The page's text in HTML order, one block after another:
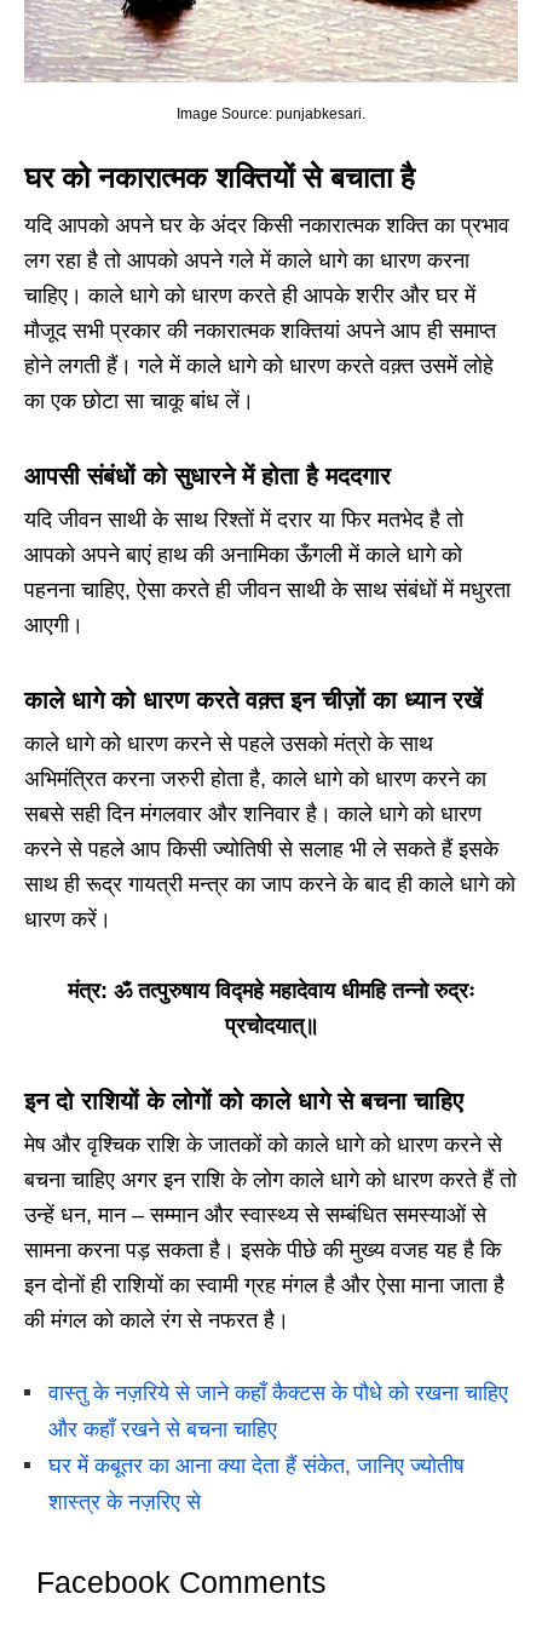
Image Source: punjabkesari.
घर को नकारात्मक शक्तियों से बचाता है
यदि आपको अपने घर के अंदर किसी नकारात्मक शक्ति का प्रभाव
लग रहा है तो आपको अपने गले में काले धागे का धारण करना
चाहिए। काले धागे को धारण करते ही आपके शरीर और घर में
मौजूद सभी प्रकार की नकारात्मक शक्तियां अपने आप ही समाप्त
होने लगती हैं। गले में काले धागे को धारण करते वक़्त उसमें लोहे
का एक छोटा सा चाकू बांध लें।
आपसी संबंधों को सुधारने में होता है मददगार
यदि जीवन साथी के साथ रिश्तों में दरार या फिर मतभेद है तो
आपको अपने बाएं हाथ की अनामिका ऊँगली में काले धागे को
पहनना चाहिए, ऐसा करते ही जीवन साथी के साथ संबंधों में मधुरता
आएगी।
काले धागे को धारण करते वक़्त इन चीज़ों का ध्यान रखें
काले धागे को धारण करने से पहले उसको मंत्रो के साथ
अभिमंत्रित करना जरुरी होता है, काले धागे को धारण करने का
सबसे सही दिन मंगलवार और शनिवार है। काले धागे को धारण
करने से पहले आप किसी ज्योतिषी से सलाह भी ले सकते हैं इसके
साथ ही रूद्र गायत्री मन्त्र का जाप करने के बाद ही काले धागे को
धारण करें।
मंत्र: ॐ तत्पुरुषाय विद्महे महादेवाय धीमहि तन्नो रुद्रः
प्रचोदयात्॥
इन दो राशियों के लोगों को काले धागे से बचना चाहिए
मेष और वृश्चिक राशि के जातकों को काले धागे को धारण करने से
बचना चाहिए अगर इन राशि के लोग काले धागे को धारण करते हैं तो
उन्हें धन, मान – सम्मान और स्वास्थ्य से सम्बंधित समस्याओं से
सामना करना पड़ सकता है। इसके पीछे की मुख्य वजह यह है कि
इन दोनों ही राशियों का स्वामी ग्रह मंगल है और ऐसा माना जाता है
की मंगल को काले रंग से नफरत है।
वास्तु के नज़रिये से जाने कहाँ कैक्टस के पौधे को रखना चाहिए
और कहाँ रखने से बचना चाहिए
घर में कबूतर का आना क्या देता हैं संकेत, जानिए ज्योतीष
शास्त्र के नज़रिए से
Facebook Comments